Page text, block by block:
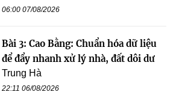
06:00 07/08/2026
Bài 3: Cao Bằng: Chuẩn hóa dữ liệu
để đẩy nhanh xử lý nhà, đất dôi dư
Trung Hà
22:11 06/08/2026